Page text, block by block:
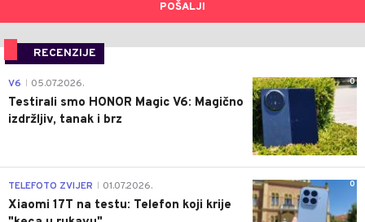
POŠALJI
RECENZIJE
0
V6 05.07.2026.
Testirali smo HONOR Magic V6: Magično
izdržljiv, tanak i brz
0
TELEFOTO ZVIJER 01.07.2026.
Xiaomi 17T na testu: Telefon koji krije